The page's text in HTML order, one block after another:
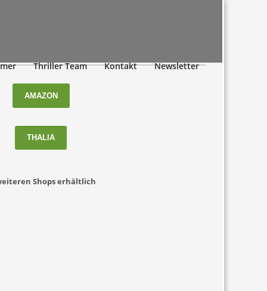
Thriller Team Kontakt Newsletter
AMAZON
THALIA
Shops erhältlich